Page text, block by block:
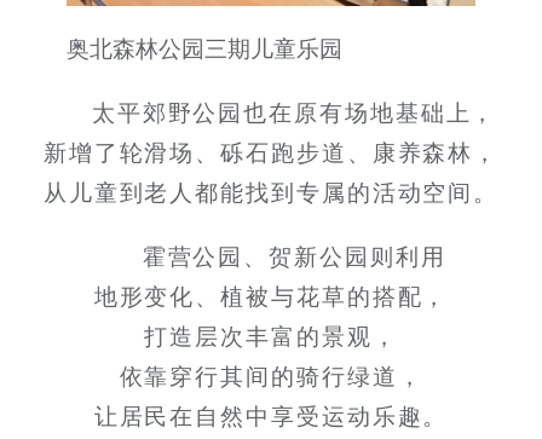
奥北森林公园三期儿童乐园
太平郊野公园也在原有场地基础上，
新增了轮滑场、砾石跑步道、康养森林，
从儿童到老人都能找到专属的活动空间。
霍营公园、贺新公园则利用
地形变化、植被与花草的搭配，
打造层次丰富的景观，
依靠穿行其间的骑行绿道，
让居民在自然中享受运动乐趣。